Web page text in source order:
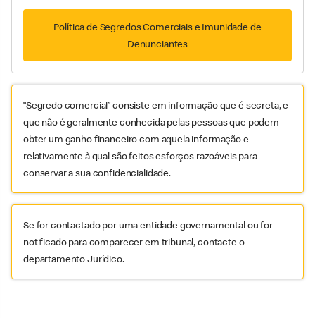
Política de Segredos Comerciais e Imunidade de
Denunciantes
“Segredo comercial” consiste em informação que é secreta, e
que não é geralmente conhecida pelas pessoas que podem
obter um ganho financeiro com aquela informação e
relativamente à qual são feitos esforços razoáveis para
conservar a sua confidencialidade.
Se for contactado por uma entidade governamental ou for
notificado para comparecer em tribunal, contacte o
departamento Jurídico.